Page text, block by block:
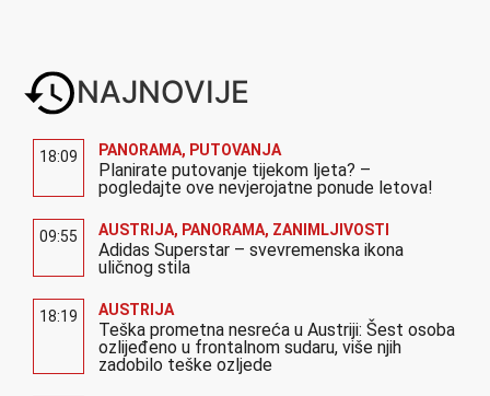
NAJNOVIJE
18:09 PANORAMA, PUTOVANJA
Planirate putovanje tijekom ljeta? –
pogledajte ove nevjerojatne ponude letova!
09:55 AUSTRIJA, PANORAMA, ZANIMLJIVOSTI
Adidas Superstar – svevremenska ikona
uličnog stila
18:19 AUSTRIJA
Teška prometna nesreća u Austriji: Šest osoba
ozlijeđeno u frontalnom sudaru, više njih
zadobilo teške ozljede